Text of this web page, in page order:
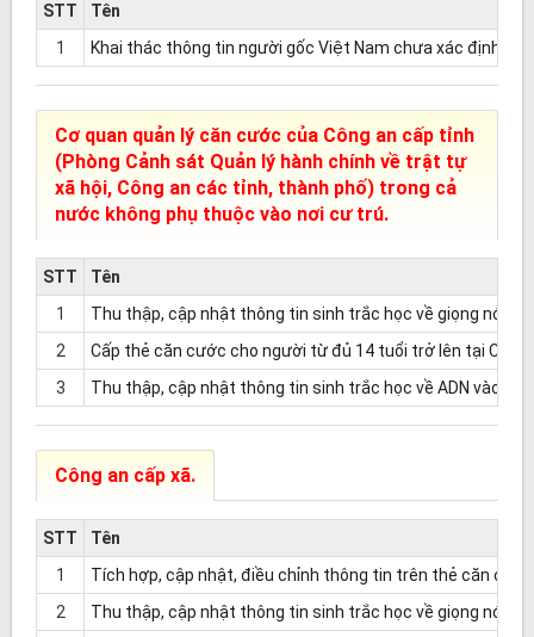
STT
Tên
1
Khai thác thông tin người gốc Việt Nam chưa xác định
Cơ quan quản lý căn cước của Công an cấp tỉnh
(Phòng Cảnh sát Quản lý hành chính về trật tự
xã hội, Công an các tỉnh, thành phố) trong cả
nước không phụ thuộc vào nơi cư trú.
STT
Tên
1
Thu thập, cập nhật thông tin sinh trắc học về giọng nói
2
Cấp thẻ căn cước cho người từ đủ 14 tuổi trở lên tại Công
3
Thu thập, cập nhật thông tin sinh trắc học về ADN vào
Công an cấp xã.
STT
Tên
1
Tích hợp, cập nhật, điều chỉnh thông tin trên thẻ căn
2
Thu thập, cập nhật thông tin sinh trắc học về giọng nói